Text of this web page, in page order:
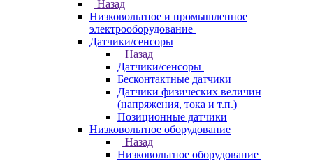
Назад
Низковольтное и промышленное
электрооборудование
Датчики/сенсоры
Назад
Датчики/сенсоры
Бесконтактные датчики
Датчики физических величин
(напряжения, тока и т.п.)
Позиционные датчики
Низковольтное оборудование
Назад
Низковольтное оборудование